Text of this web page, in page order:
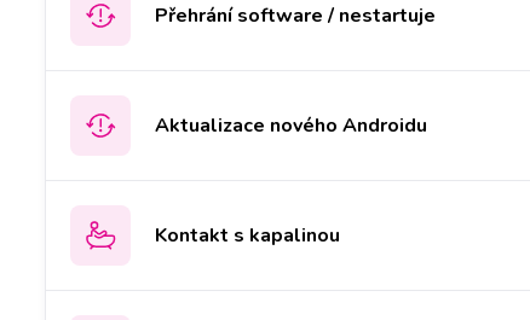
Přehrání software / nestartuje
Aktualizace nového Androidu
Kontakt s kapalinou